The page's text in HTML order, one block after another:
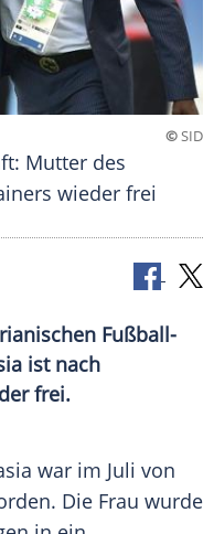
©SID
Mutter des
wieder frei
Fußball-
ist nach
frei.
war im Juli von
Die Frau wurde